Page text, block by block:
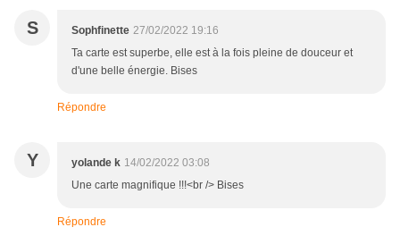
S Sophfinette 27/02/2022 19:16
Ta carte est superbe, elle est à la fois pleine de douceur et
d'une belle énergie. Bises
Répondre
Y yolande k 14/02/2022 03:08
Une carte magnifique !!!<br /> Bises
Répondre